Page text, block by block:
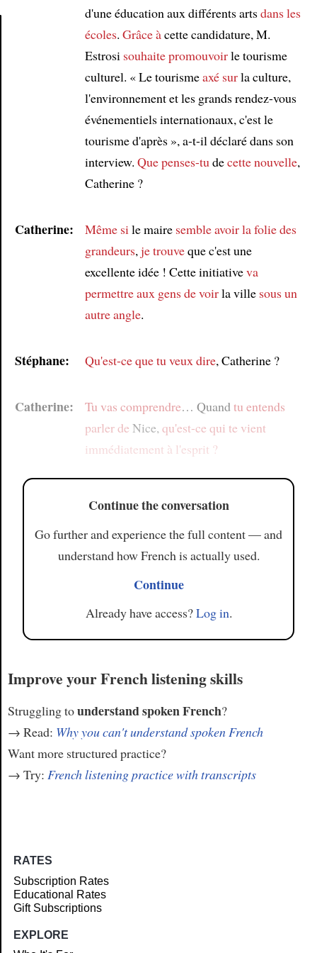
d'une éducation aux différents artsdans les
écoles. Grâce àcette candidature, M.
Estrosi souhaite promouvoirle tourisme
culturel. « Le tourismeaxé surla culture,
l'environnement et les grands rendez-vous
événementiels internationaux, c'est le
tourisme d'après », a-t-il déclaré dans son
interview. Que penses-tu decette nouvelle,
Catherine ?
Catherine: Même si le maire sembleavoir la folie des
grandeurs, je trouveque c'est une
excellente idée ! Cette initiativeva
permettre aux gens de voirla ville sous un
autre angle.
Stéphane: Qu'est-ce que tu veux dire, Catherine ?
Catherine: Tu vas comprendre… Quandtu entends
parler de Nice, qu'est-ce qui te vient
immédiatement à l'esprit ?
Continue the conversation
Go further and experience the full content — and
understand how French is actually used.
Continue
Already have access?Log in.
Improve your French listening skills
Struggling tounderstand spoken French?
→ Read: Why you can't understand spoken French
Want more structured practice?
→ Try: French listening practice with transcripts
RATES
Subscription Rates
Educational Rates
Gift Subscriptions
EXPLORE